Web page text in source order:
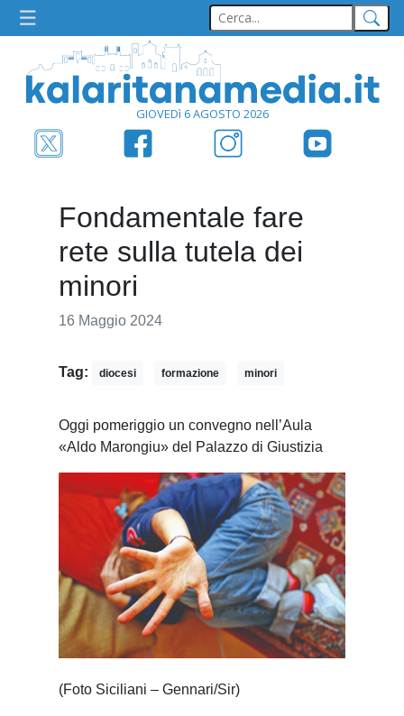
GIOVEDì 6 AGOSTO 2026
Fondamentale fare
rete sulla tutela dei
minori
16 Maggio 2024
Tag: diocesi formazione minori
Oggi pomeriggio un convegno nell’Aula
«Aldo Marongiu» del Palazzo di Giustizia
(Foto Siciliani – Gennari/Sir)